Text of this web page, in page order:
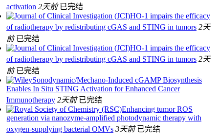
activation 2天前 已完结
HO-1 impairs the efficacy
of radiotherapy by redistributing cGAS and STING in tumors 2天
前 已完结
HO-1 impairs the efficacy
of radiotherapy by redistributing cGAS and STING in tumors 2天
前 已完结
Sonodynamic/Mechano‐Induced cGAMP Biosynthesis
Enables In Situ STING Activation for Enhanced Cancer
Immunotherapy 2天前 已完结
Enhancing tumor ROS
generation via nanozyme-amplified photodynamic therapy with
oxygen-supplying bacterial OMVs 3天前 已完结